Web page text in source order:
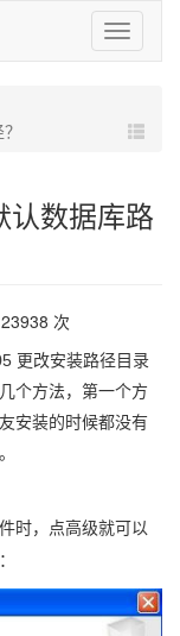
爱
易
认数据库路
次
更改安装路径目录
个方法，第一个方
安装的时候都没有
时，点高级就可以